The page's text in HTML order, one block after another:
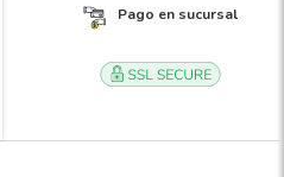
Pago en sucursal